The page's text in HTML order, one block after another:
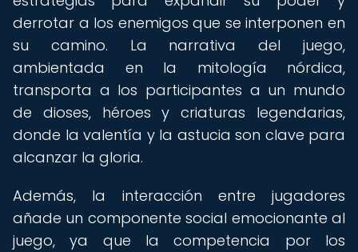
derrotar a los enemigos que se interponen en
su camino. La narrativa del juego,
ambientada en la mitología nórdica,
transporta a los participantes a un mundo
de dioses, héroes y criaturas legendarias,
donde la valentía y la astucia son clave para
alcanzar la gloria.
Además, la interacción entre jugadores
añade un componente social emocionante al
juego, ya que la competencia por los